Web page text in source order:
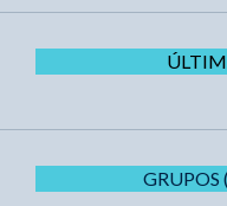
GRUPOS